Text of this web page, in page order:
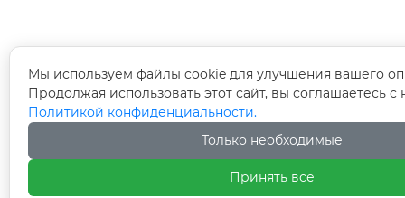
Мы используем файлы cookie для улучшения вашего
Продолжая использовать этот сайт, вы соглашаетесь
Политикой конфиденциальности.
Только необходимые
Принять все